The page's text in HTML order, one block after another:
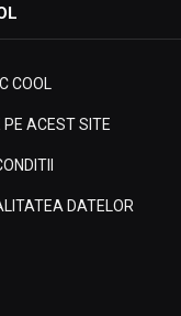
COOL
PE ACEST SITE
DATELOR